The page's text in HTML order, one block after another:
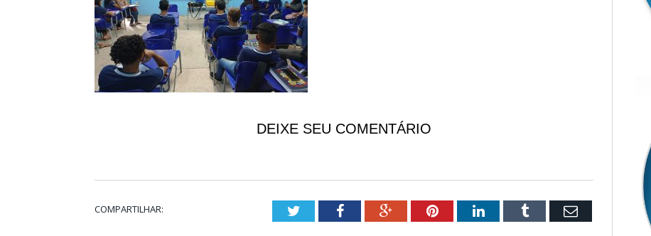
DEIXE SEU COMENTÁRIO
COMPARTILHAR: TwitterFacebookGoogle+PinterestLinkedInTumblr Email